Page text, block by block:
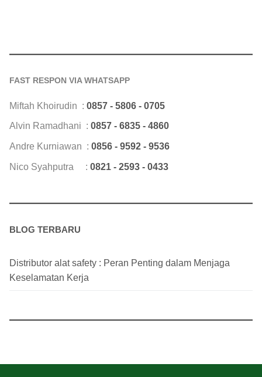
FAST RESPON VIA WHATSAPP
Miftah Khoirudin : 0857 - 5806 - 0705
Alvin Ramadhani : 0857 - 6835 - 4860
Andre Kurniawan : 0856 - 9592 - 9536
Nico Syahputra : 0821 - 2593 - 0433
BLOG TERBARU
Distributor alat safety : Peran Penting dalam Menjaga
Keselamatan Kerja